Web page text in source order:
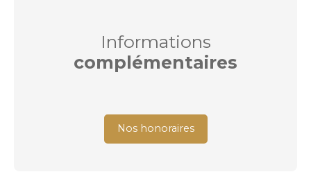
Informations
complémentaires
Nos honoraires